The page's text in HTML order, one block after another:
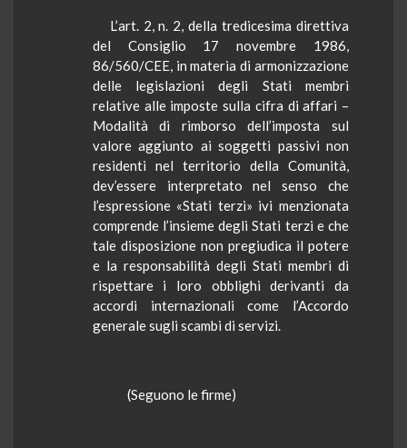
L’art. 2, n. 2, della tredicesima direttiva
del Consiglio 17 novembre 1986,
86/560/CEE, in materia di armonizzazione
delle legislazioni degli Stati membri
relative alle imposte sulla cifra di affari –
Modalità di rimborso dell’imposta sul
valore aggiunto ai soggetti passivi non
residenti nel territorio della Comunità,
dev’essere interpretato nel senso che
l’espressione «Stati terzi» ivi menzionata
comprende l’insieme degli Stati terzi e che
tale disposizione non pregiudica il potere
e la responsabilità degli Stati membri di
rispettare i loro obblighi derivanti da
accordi internazionali come l’Accordo
generale sugli scambi di servizi.
(Seguono lefirme)